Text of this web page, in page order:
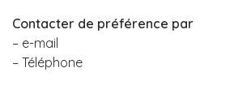
Contacter de préférence par
– e-mail
– Téléphone